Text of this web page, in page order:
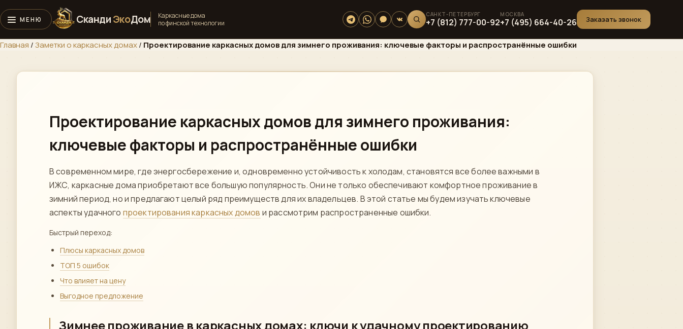
СкандиЭкоДом
Каркасные дома
по финской технологии
+7 (812) 777-00-92+7 (495) 664-40-26 Заказать звонок
Главная /Заметки о каркасных домах/ Проектирование каркасных домов для зимнего проживания: ключевые факторы и распространённые ошибки
Проектирование каркасных домов для зимнего проживания:
ключевые факторы и распространённые ошибки
В современном мире, где энергосбережение и, одновременно устойчивость к холодам, становятся все более важными в
ИЖС, каркасные дома приобретают все большую популярность. Они не только обеспечивают комфортное проживание в
зимний период, но и предлагают целый ряд преимуществ для их владельцев. В этой статье мы будем изучать ключевые
аспекты удачного проектирования каркасных домов и рассмотрим распространенные ошибки.
Быстрый переход:
Плюсы каркасных домов
ТОП 5 ошибок
Что влияет на цену
Выгодное предложение
Зимнее проживание в каркасных домах: ключи к удачному проектированию